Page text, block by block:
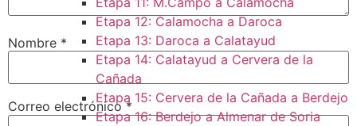
Etapa 12: Calamocha a Daroca ​
Etapa 13: Daroca a Calatayud
Etapa 14: Calatayud a Cervera de la
Cañada​
Etapa 15: Cervera de la Cañada a Berdejo
Etapa 16: Berdejo a Almenar de Soria
Nombre *
Correo electrónico*